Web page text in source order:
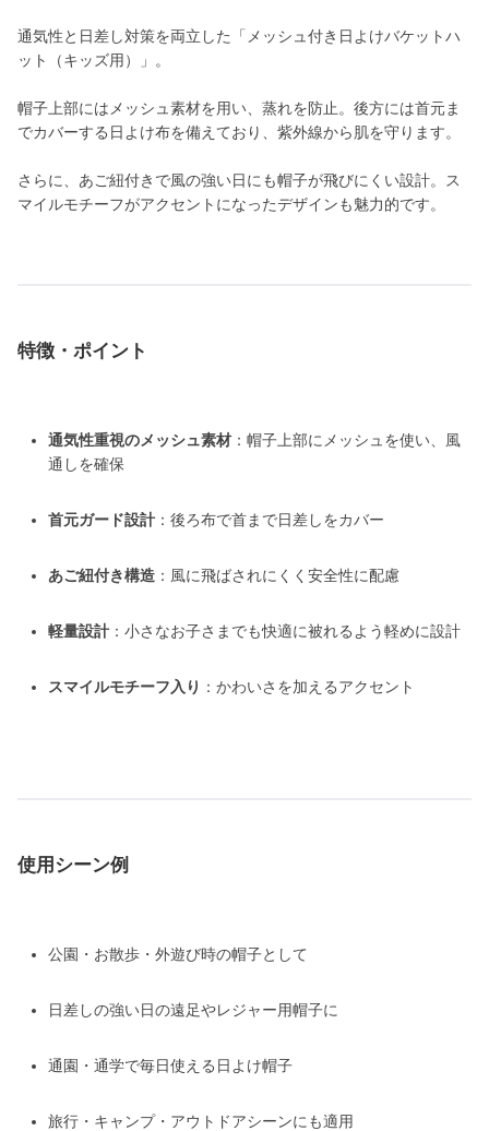
通気性と日差し対策を両立した「メッシュ付き日よけバケットハ
ット（キッズ用）」。
帽子上部にはメッシュ素材を用い、蒸れを防止。後方には首元ま
でカバーする日よけ布を備えており、紫外線から肌を守ります。
さらに、あご紐付きで風の強い日にも帽子が飛びにくい設計。ス
マイルモチーフがアクセントになったデザインも魅力的です。
特徴・ポイント
通気性重視のメッシュ素材 ：帽子上部にメッシュを使い、風
通しを確保
首元ガード設計 ：後ろ布で首まで日差しをカバー
あご紐付き構造 ：風に飛ばされにくく安全性に配慮
軽量設計 ：小さなお子さまでも快適に被れるよう軽めに設計
スマイルモチーフ入り ：かわいさを加えるアクセント
使用シーン例
公園・お散歩・外遊び時の帽子として
日差しの強い日の遠足やレジャー用帽子に
通園・通学で毎日使える日よけ帽子
旅行・キャンプ・アウトドアシーンにも適用